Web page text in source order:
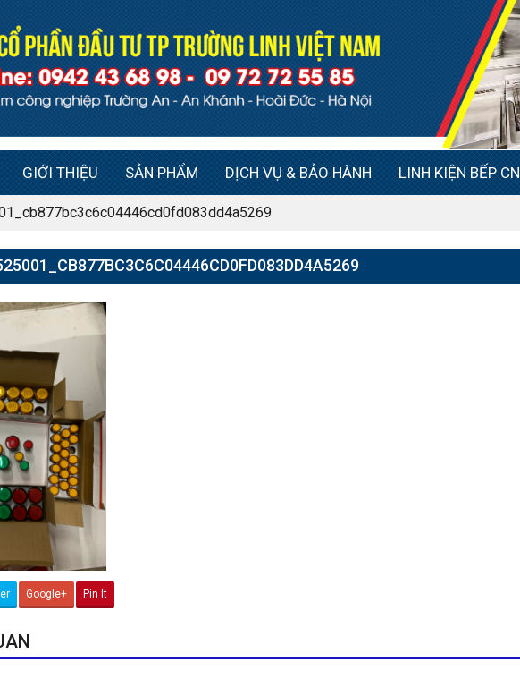
GIỚI THIỆU SẢN PHẨM DỊCH VỤ & BẢO HÀNH LINH KIỆN BẾP CN
Google+ Pin It